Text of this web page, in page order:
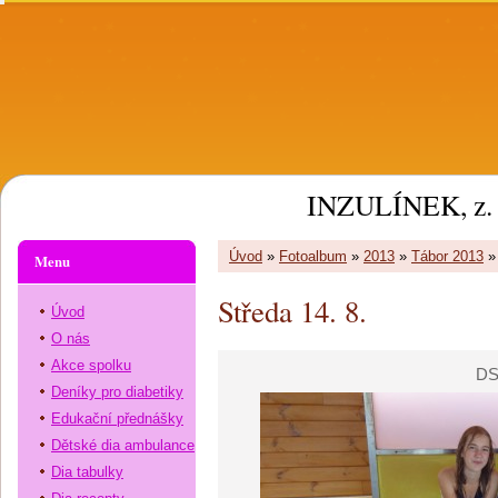
INZULÍNEK, z.
Úvod » Fotoalbum » 2013 » Tábor 2013
Středa 14. 8.
Menu
Úvod
O nás
Akce spolku
Deníky pro diabetiky
Edukační přednášky
Dětské dia ambulance
Dia tabulky